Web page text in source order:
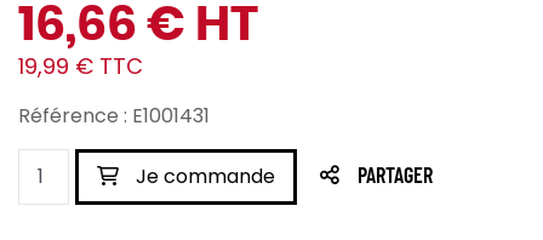
16,66 € HT
19,99 € TTC
Référence : E1001431
Je commande PARTAGER